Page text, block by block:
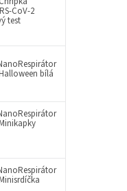
CoV-2
test
bílá